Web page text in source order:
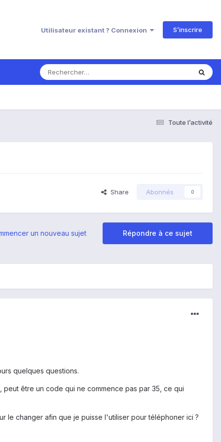
Utilisateur existant ? Connexion S’inscrire
Toute l’activité
Share Abonnés 0
Répondre à ce sujet
un nouveau sujet
quelques questions.
être un code qui ne commence pas par 35, ce qui
le changer afin que je puisse l'utiliser pour téléphoner ici ?